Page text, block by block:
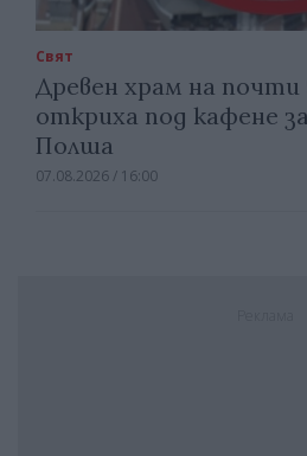
Свят
Древен храм на почти
откриха под кафене
Полша
07.08.2026 / 16:00